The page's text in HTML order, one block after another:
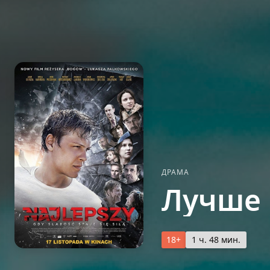
ДРАМА
Лучше
18+ 1 ч. 48 мин.